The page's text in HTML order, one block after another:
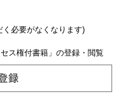
必要がなくなります)
ス権付書籍」の登録・閲覧